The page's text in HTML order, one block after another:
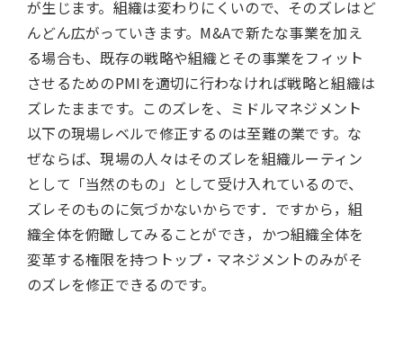
が生じます。組織は変わりにくいので、そのズレはど
んどん広がっていきます。M&Aで新たな事業を加え
る場合も、既存の戦略や組織とその事業をフィット
させるためのPMIを適切に行わなければ戦略と組織は
ズレたままです。このズレを、ミドルマネジメント
以下の現場レベルで修正するのは至難の業です。な
ぜならば、現場の人々はそのズレを組織ルーティン
として「当然のもの」として受け入れているので、
ズレそのものに気づかないからです．ですから，組
織全体を俯瞰してみることができ，かつ組織全体を
変革する権限を持つトップ・マネジメントのみがそ
のズレを修正できるのです。